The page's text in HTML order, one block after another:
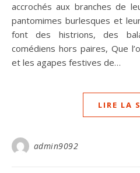
accrochés aux branches de
pantomimes burlesques et
font des histrions, des
comédiens hors paires, Que
et les agapes festives de…
LIRE LA
admin9092